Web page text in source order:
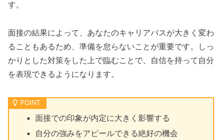
す。
面接の結果によって、あなたのキャリアパスが大きく変わ
ることもあるため、準備を怠らないことが重要です。しっ
かりとした対策をした上で臨むことで、自信を持って自分
を表現できるようになります。
面接での印象が内定に大きく影響する
自分の強みをアピールできる絶好の機会